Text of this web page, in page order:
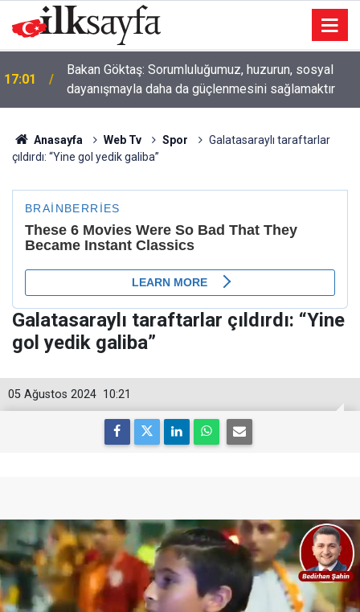
17:01
Bakan Göktaş: Sorumluluğumuz, huzurun, sosyal
dayanışmayla daha da güçlenmesini sağlamaktır
Anasayfa Web Tv Spor
Galatasaraylı taraftarlar
çıldırdı: “Yine gol yedik galiba”
Galatasaraylı taraftarlar çıldırdı: “Yine
gol yedik galiba”
10:21
05 Ağustos 2024